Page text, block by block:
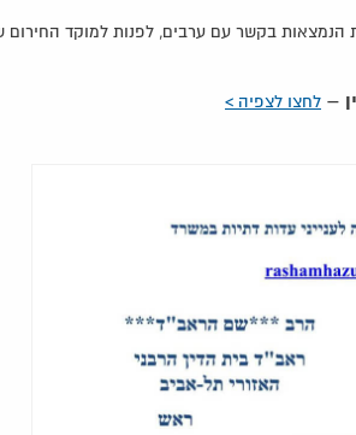
הנמצאות בקשר עם ערבים, לפנות למוקד החירום של
–לחצו לצפיה >